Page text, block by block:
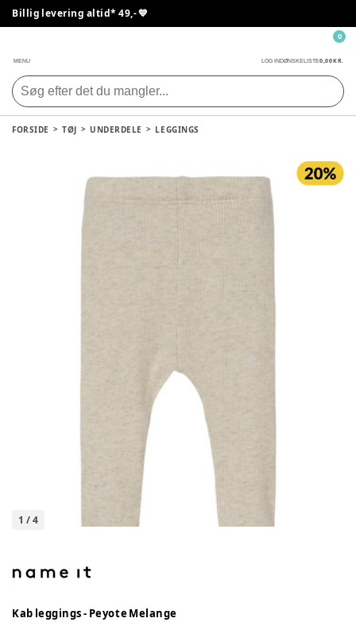
Billig levering altid* 49,- 💙
MENU LOG INDØNSKELISTE0,00 KR.
0
FORSIDE TØJ UNDERDELE LEGGINGS
1 /4
Kab leggings - Peyote Melange